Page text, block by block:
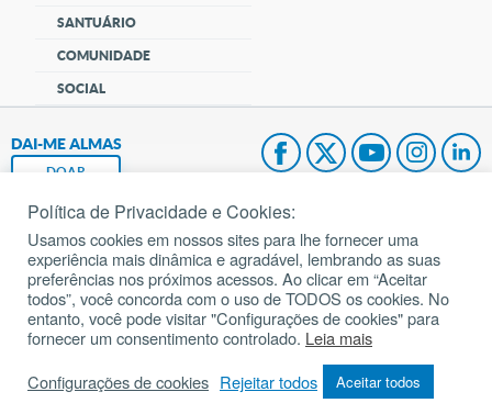
SANTUÁRIO
COMUNIDADE
SOCIAL
DAI-ME ALMAS
DOAR
Fundação João Paulo II
Pedido de Oração
Mapa do site
Política de Privacidade e Cookies:
Usamos cookies em nossos sites para lhe fornecer uma
experiência mais dinâmica e agradável, lembrando as suas
preferências nos próximos acessos. Ao clicar em “Aceitar
todos”, você concorda com o uso de TODOS os cookies. No
entanto, você pode visitar "Configurações de cookies" para
fornecer um consentimento controlado. Leia mais
Configurações de cookies Rejeitar todos Aceitar todos